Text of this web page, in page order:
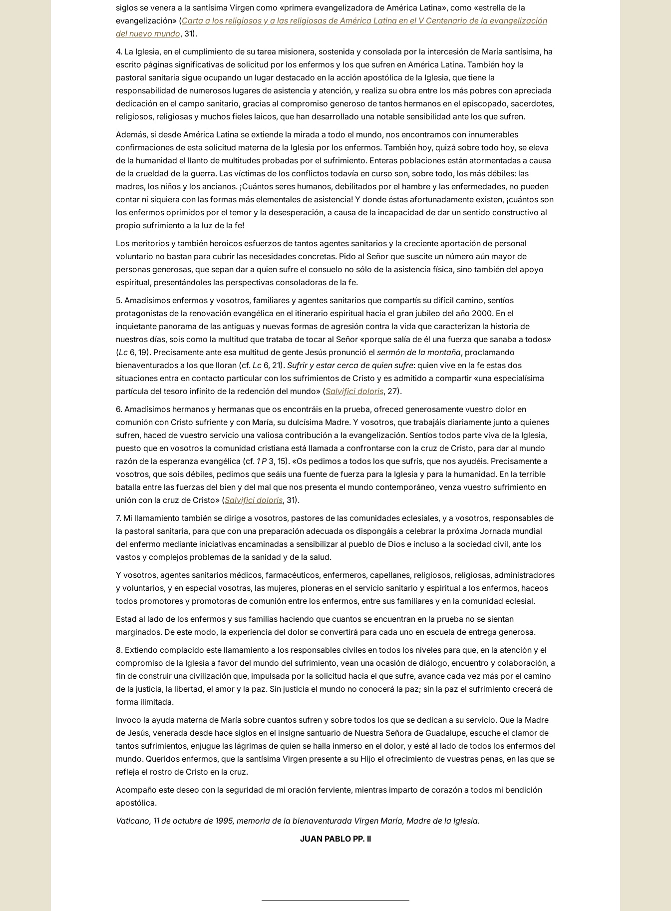
siglos se venera a la santísima Virgen como «primera evangelizadora de América Latina», como «estrella de la
evangelización» (Carta a los religiosos y a las religiosas de América Latina en el V Centenario de la evangelización
del nuevo mundo, 31).
4. La Iglesia, en el cumplimiento de su tarea misionera, sostenida y consolada por la intercesión de María santísima, ha
escrito páginas significativas de solicitud por los enfermos y los que sufren en América Latina. También hoy la
pastoral sanitaria sigue ocupando un lugar destacado en la acción apostólica de la Iglesia, que tiene la
responsabilidad de numerosos lugares de asistencia y atención, y realiza su obra entre los más pobres con apreciada
dedicación en el campo sanitario, gracias al compromiso generoso de tantos hermanos en el episcopado, sacerdotes,
religiosos, religiosas y muchos fieles laicos, que han desarrollado una notable sensibilidad ante los que sufren.
Además, si desde América Latina se extiende la mirada a todo el mundo, nos encontramos con innumerables
confirmaciones de esta solicitud materna de la Iglesia por los enfermos. También hoy, quizá sobre todo hoy, se eleva
de la humanidad el llanto de multitudes probadas por el sufrimiento. Enteras poblaciones están atormentadas a causa
de la crueldad de la guerra. Las víctimas de los conflictos todavía en curso son, sobre todo, los más débiles: las
madres, los niños y los ancianos. ¡Cuántos seres humanos, debilitados por el hambre y las enfermedades, no pueden
contar ni siquiera con las formas más elementales de asistencia! Y donde éstas afortunadamente existen, ¡cuántos son
los enfermos oprimidos por el temor y la desesperación, a causa de la incapacidad de dar un sentido constructivo al
propio sufrimiento a la luz de la fe!
Los meritorios y también heroicos esfuerzos de tantos agentes sanitarios y la creciente aportación de personal
voluntario no bastan para cubrir las necesidades concretas. Pido al Señor que suscite un número aún mayor de
personas generosas, que sepan dar a quien sufre el consuelo no sólo de la asistencia física, sino también del apoyo
espiritual, presentándoles las perspectivas consoladoras de la fe.
5. Amadísimos enfermos y vosotros, familiares y agentes sanitarios que compartís su difícil camino, sentíos
protagonistas de la renovación evangélica en el itinerario espiritual hacia el gran jubileo del año 2000. En el
inquietante panorama de las antiguas y nuevas formas de agresión contra la vida que caracterizan la historia de
nuestros días, sois como la multitud que trataba de tocar al Señor «porque salía de él una fuerza que sanaba a todos»
(Lc 6, 19). Precisamente ante esa multitud de gente Jesús pronunció el sermón de la montaña, proclamando
bienaventurados a los que lloran (cf. Lc 6, 21). Sufrir y estar cerca de quien sufre: quien vive en la fe estas dos
situaciones entra en contacto particular con los sufrimientos de Cristo y es admitido a compartir «una especialísima
partícula del tesoro infinito de la redención del mundo» (Salvifici doloris, 27).
6. Amadísimos hermanos y hermanas que os encontráis en la prueba, ofreced generosamente vuestro dolor en
comunión con Cristo sufriente y con María, su dulcísima Madre. Y vosotros, que trabajáis diariamente junto a quienes
sufren, haced de vuestro servicio una valiosa contribución a la evangelización. Sentíos todos parte viva de la Iglesia,
puesto que en vosotros la comunidad cristiana está llamada a confrontarse con la cruz de Cristo, para dar al mundo
razón de la esperanza evangélica (cf. 1 P 3, 15). «Os pedimos a todos los que sufrís, que nos ayudéis. Precisamente a
vosotros, que sois débiles, pedimos que seáis una fuente de fuerza para la Iglesia y para la humanidad. En la terrible
batalla entre las fuerzas del bien y del mal que nos presenta el mundo contemporáneo, venza vuestro sufrimiento en
unión con la cruz de Cristo» (Salvifici doloris, 31).
7. Mi llamamiento también se dirige a vosotros, pastores de las comunidades eclesiales, y a vosotros, responsables de
la pastoral sanitaria, para que con una preparación adecuada os dispongáis a celebrar la próxima Jornada mundial
del enfermo mediante iniciativas encaminadas a sensibilizar al pueblo de Dios e incluso a la sociedad civil, ante los
vastos y complejos problemas de la sanidad y de la salud.
Y vosotros, agentes sanitarios médicos, farmacéuticos, enfermeros, capellanes, religiosos, religiosas, administradores
y voluntarios, y en especial vosotras, las mujeres, pioneras en el servicio sanitario y espiritual a los enfermos, haceos
todos promotores y promotoras de comunión entre los enfermos, entre sus familiares y en la comunidad eclesial.
Estad al lado de los enfermos y sus familias haciendo que cuantos se encuentran en la prueba no se sientan
marginados. De este modo, la experiencia del dolor se convertirá para cada uno en escuela de entrega generosa.
8. Extiendo complacido este llamamiento a los responsables civiles en todos los niveles para que, en la atención y el
compromiso de la Iglesia a favor del mundo del sufrimiento, vean una ocasión de diálogo, encuentro y colaboración, a
fin de construir una civilización que, impulsada por la solicitud hacia el que sufre, avance cada vez más por el camino
de la justicia, la libertad, el amor y la paz. Sin justicia el mundo no conocerá la paz; sin la paz el sufrimiento crecerá de
forma ilimitada.
Invoco la ayuda materna de María sobre cuantos sufren y sobre todos los que se dedican a su servicio. Que la Madre
de Jesús, venerada desde hace siglos en el insigne santuario de Nuestra Señora de Guadalupe, escuche el clamor de
tantos sufrimientos, enjugue las lágrimas de quien se halla inmerso en el dolor, y esté al lado de todos los enfermos del
mundo. Queridos enfermos, que la santísima Virgen presente a su Hijo el ofrecimiento de vuestras penas, en las que se
refleja el rostro de Cristo en la cruz.
Acompaño este deseo con la seguridad de mi oración ferviente, mientras imparto de corazón a todos mi bendición
apostólica.
Vaticano, 11 de octubre de 1995, memoria de la bienaventurada Virgen María, Madre de la Iglesia.
JUAN PABLO PP. II